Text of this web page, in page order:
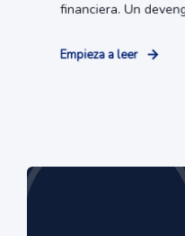
financiera. Un
Empieza a leer